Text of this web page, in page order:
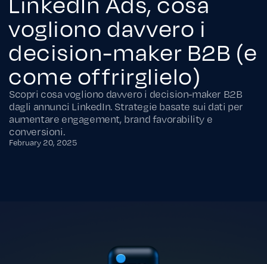
vogliono davvero i
decision-maker B2B (e
come offrirglielo)
Scopri cosa vogliono davvero i decision-maker B2B
dagli annunci LinkedIn. Strategie basate sui dati per
aumentare engagement, brand favorability e
conversioni.
February 20, 2025